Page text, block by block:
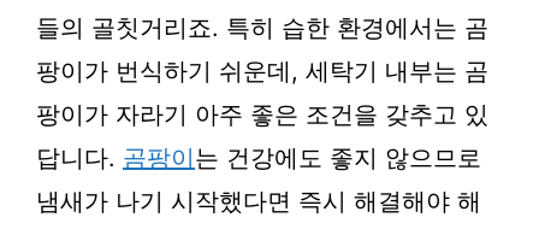
들의 골칫거리죠. 특히 습한 환경에서는 곰
팡이가 번식하기 쉬운데, 세탁기 내부는 곰
팡이가 자라기 아주 좋은 조건을 갖추고 있
답니다. 곰팡이는 건강에도 좋지 않으므로
냄새가 나기 시작했다면 즉시 해결해야 해